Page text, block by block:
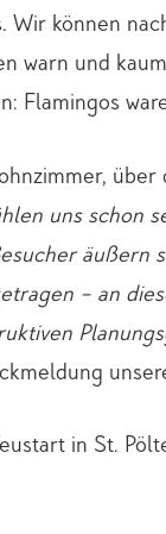
Wir können
warn und
Flamingos
über
uns schon
äußern
– an
in St.